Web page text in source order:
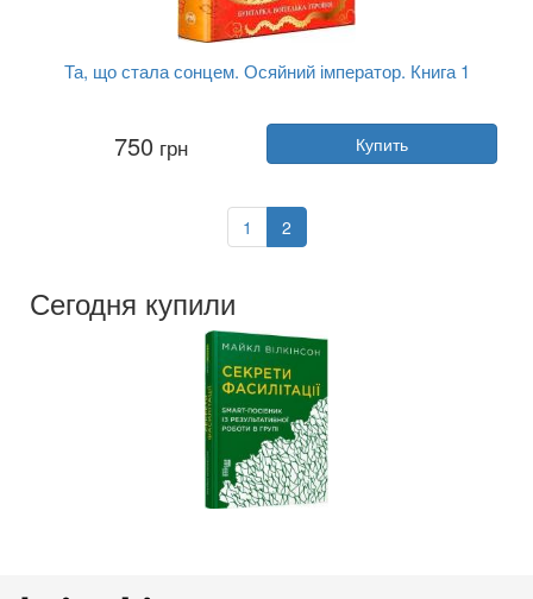
Та, що стала сонцем. Осяйний імператор. Книга 1
Шелли Паркер-Чан
Издательство:РМ
Язык:Украинский
750 грн Купить
1 2
Сегодня купили